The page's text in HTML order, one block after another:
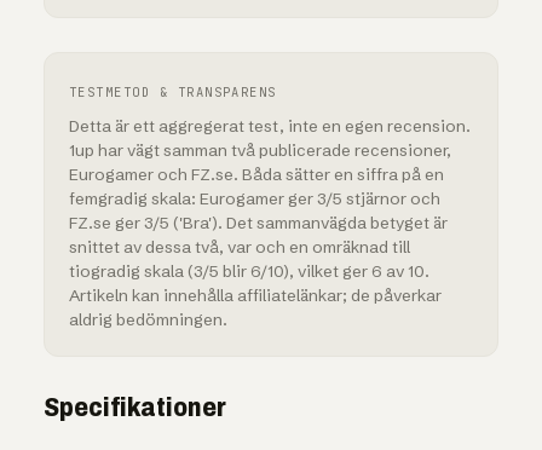
TESTMETOD & TRANSPARENS
Detta är ett aggregerat test, inte en egen recension.
1up har vägt samman två publicerade recensioner,
Eurogamer och FZ.se. Båda sätter en siffra på en
femgradig skala: Eurogamer ger 3/5 stjärnor och
FZ.se ger 3/5 ('Bra'). Det sammanvägda betyget är
snittet av dessa två, var och en omräknad till
tiogradig skala (3/5 blir 6/10), vilket ger 6 av 10.
Artikeln kan innehålla affiliatelänkar; de påverkar
aldrig bedömningen.
Specifikationer